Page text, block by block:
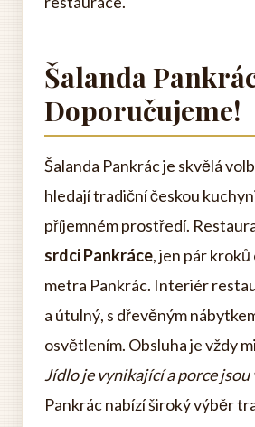
Šalanda
Doporučujeme!
Šalanda Pankrác je skvělá
hledají tradiční českou
příjemném prostředí.
srdci Pankráce, jen pár
metra Pankrác. Interiér
a útulný, s dřevěným
osvětlením. Obsluha je vždy
Jídlo je vynikající a porce jsou
Pankrác nabízí široký výběr